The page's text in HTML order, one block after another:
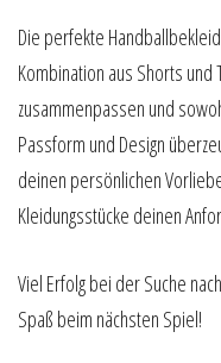
Die perfekte
Kombination aus Shorts
zusammenpassen und
Passform und Design
deinen persönlichen
Kleidungsstücke deinen
Viel Erfolg bei der Suche
Spaß beim nächsten Spiel!